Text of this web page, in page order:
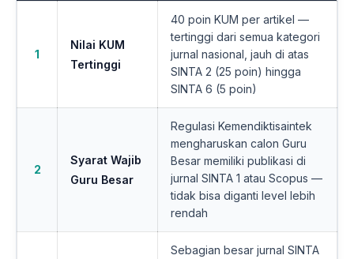
1
Nilai KUM
Tertinggi
40 poin KUM per artikel —
tertinggi dari semua kategori
jurnal nasional, jauh di atas
SINTA 2 (25 poin) hingga
SINTA 6 (5 poin)
2
Syarat Wajib
Guru Besar
Regulasi Kemendiktisaintek
mengharuskan calon Guru
Besar memiliki publikasi di
jurnal SINTA 1 atau Scopus —
tidak bisa diganti level lebih
rendah
Sebagian besar jurnal SINTA